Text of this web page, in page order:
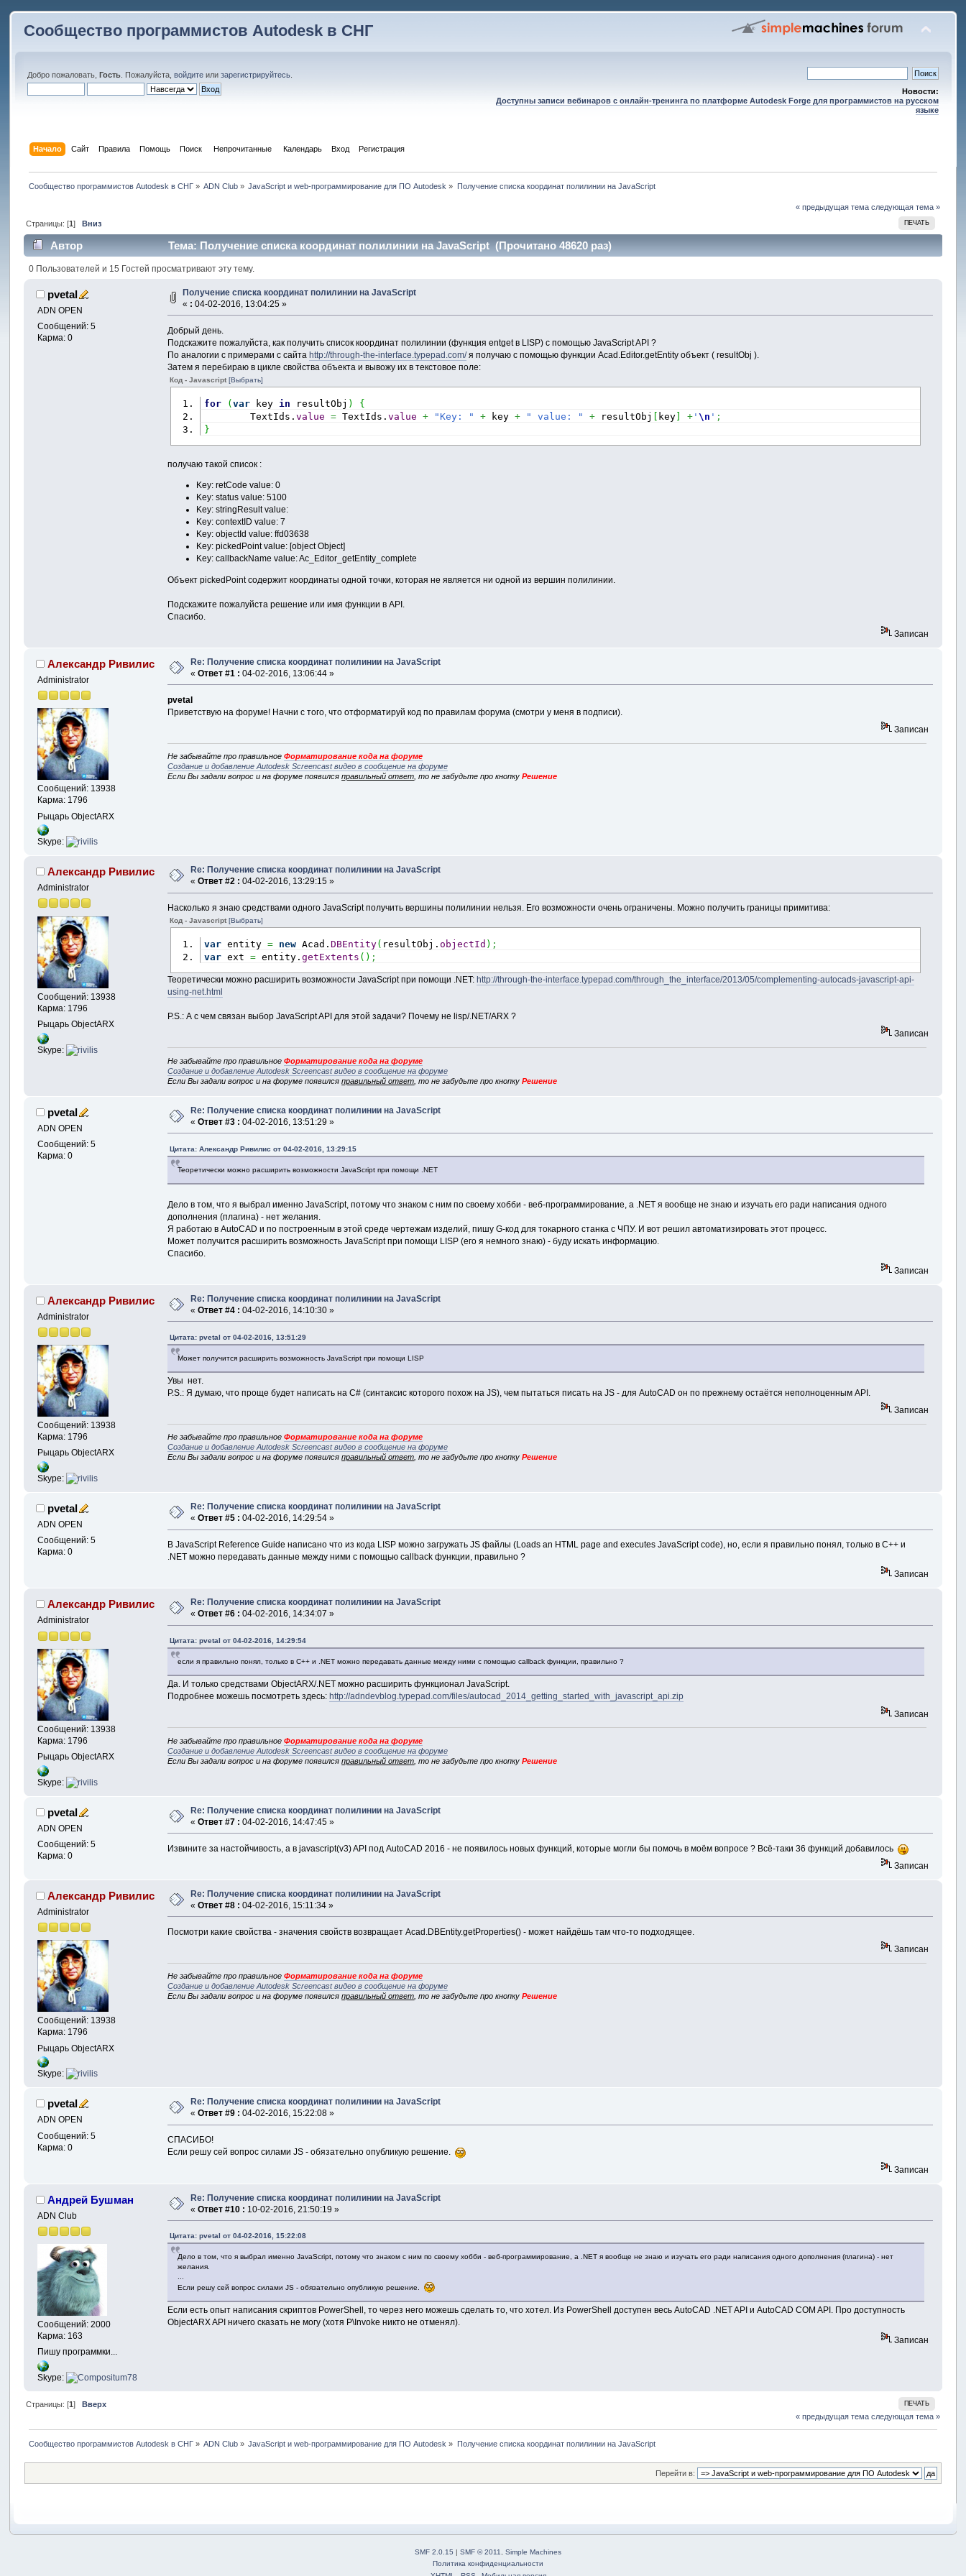
Сообщество программистов Autodesk в СНГ
Добро пожаловать,Гость . Пожалуйста,войдите илизарегистрируйтесь
Новости:
Доступны записи вебинаров с онлайн-тренинга по платформе Autodesk Forge для программистов на русском
языке
Начало Сайт Правила Помощь Поиск Непрочитанные Календарь Вход Регистрация
Сообщество программистов Autodesk в СНГ» ADN Club » JavaScript и web-программирование для ПО Autodesk » Получение списка координат полилинии на JavaScript
« предыдущая тема следующая тема »
ПЕЧАТЬ
Страницы: [1] Вниз
Автор Тема: Получение списка координат полилинии на JavaScript (Прочитано 48620 раз)
0 Пользователей и 15 Гостей просматривают эту тему.
pvetal
ADN OPEN
Сообщений: 5
Карма: 0
Получение списка координат полилинии на JavaScript
« : 04-02-2016, 13:04:25 »
Добрый день.
Подскажите пожалуйста, как получить список координат полилинии (функция entget в LISP) c помощью JavaScript API ?
По аналогии с примерами с сайтаhttp://through-the-interface.typepad.com/я получаю с помощью функции Acad.Editor.getEntity объект ( resultObj ).
Затем я перебираю в цикле свойства объекта и вывожу их в текстовое поле:
Код - Javascript[Выбрать]
for (var key in resultObj )
{
TextIds.value = TextIds.value + "Key: " + key + " value: " + resultObj [ key] + '\n ' ;
}
получаю такой список :
Key: retCode value: 0
Key: status value: 5100
Key: stringResult value:
Key: contextID value: 7
Key: objectId value: ffd03638
Key: pickedPoint value: [object Object]
Key: callbackName value: Ac_Editor_getEntity_complete
Объект pickedPoint содержит координаты одной точки, которая не является ни одной из вершин полилинии.
Подскажите пожалуйста решение или имя функции в API.
Спасибо.
Записан
Александр Ривилис
Administrator
Сообщений: 13938
Карма: 1796
Рыцарь ObjectARX
Skype:
Re: Получение списка координат полилинии на JavaScript
«Ответ #1 : 04-02-2016, 13:06:44 »
pvetal
Приветствую на форуме! Начни с того, что отформатируй код по правилам форума (смотри у меня в подписи).
Записан
Не забывайте про правильноеФорматирование кода на форуме
Создание и добавление Autodesk Screencast видео в сообщение на форуме
Если Вы задали вопрос и на форуме появилсяправильный ответ , то не забудьте про кнопкуРешение
Александр Ривилис
Administrator
Сообщений: 13938
Карма: 1796
Рыцарь ObjectARX
Skype:
Re: Получение списка координат полилинии на JavaScript
«Ответ #2 : 04-02-2016, 13:29:15 »
Насколько я знаю средствами одного JavaScript получить вершины полилинии нельзя. Его возможности очень ограничены. Можно получить границы примитива:
Код - Javascript[Выбрать]
var entity = new Acad.DBEntity( resultObj.objectId ) ;
var ext = entity.getExtents ( ) ;
Теоретически можно расширить возможности JavaScript при помощи .NET: http://through-the-interface.typepad.com/through_the_interface/2013/05/complementing-autocads-javascript-api-
using-net.html
P.S.: А с чем связан выбор JavaScript API для этой задачи? Почему не lisp/.NET/ARX ?
Записан
Не забывайте про правильноеФорматирование кода на форуме
Создание и добавление Autodesk Screencast видео в сообщение на форуме
Если Вы задали вопрос и на форуме появилсяправильный ответ , то не забудьте про кнопкуРешение
pvetal
ADN OPEN
Сообщений: 5
Карма: 0
Re: Получение списка координат полилинии на JavaScript
«Ответ #3 : 04-02-2016, 13:51:29 »
Цитата: Александр Ривилис от 04-02-2016, 13:29:15
Теоретически можно расширить возможности JavaScript при помощи .NET
Дело в том, что я выбрал именно JavaScript, потому что знаком с ним по своему хобби - веб-программирование, а .NET я вообще не знаю и изучать его ради написания одного
дополнения (плагина) - нет желания.
Я работаю в AutoCAD и по построенным в этой среде чертежам изделий, пишу G-код для токарного станка с ЧПУ. И вот решил автоматизировать этот процесс.
Может получится расширить возможность JavaScript при помощи LISP (его я немного знаю) - буду искать информацию.
Спасибо.
Записан
Александр Ривилис
Administrator
Сообщений: 13938
Карма: 1796
Рыцарь ObjectARX
Skype:
Re: Получение списка координат полилинии на JavaScript
«Ответ #4 : 04-02-2016, 14:10:30 »
Цитата: pvetal от 04-02-2016, 13:51:29
Может получится расширить возможность JavaScript при помощи LISP
Увы нет.
P.S.: Я думаю, что проще будет написать на C# (синтаксис которого похож на JS), чем пытаться писать на JS - для AutoCAD он по прежнему остаётся неполноценным API.
Записан
Не забывайте про правильноеФорматирование кода на форуме
Создание и добавление Autodesk Screencast видео в сообщение на форуме
Если Вы задали вопрос и на форуме появилсяправильный ответ , то не забудьте про кнопкуРешение
pvetal
ADN OPEN
Сообщений: 5
Карма: 0
Re: Получение списка координат полилинии на JavaScript
«Ответ #5 : 04-02-2016, 14:29:54 »
В JavaScript Reference Guide написано что из кода LISP можно загружать JS файлы (Loads an HTML page and executes JavaScript code), но, если я правильно понял, только в С++ и
.NET можно передавать данные между ними с помощью callback функции, правильно ?
Записан
Александр Ривилис
Administrator
Сообщений: 13938
Карма: 1796
Рыцарь ObjectARX
Skype:
Re: Получение списка координат полилинии на JavaScript
«Ответ #6 : 04-02-2016, 14:34:07 »
Цитата: pvetal от 04-02-2016, 14:29:54
если я правильно понял, только в С++ и .NET можно передавать данные между ними с помощью callback функции, правильно ?
Да. И только средствами ObjectARX/.NET можно расширить функционал JavaScript.
Подробнее можешь посмотреть здесь: http://adndevblog.typepad.com/files/autocad_2014_getting_started_with_javascript_api.zip
Записан
Не забывайте про правильноеФорматирование кода на форуме
Создание и добавление Autodesk Screencast видео в сообщение на форуме
Если Вы задали вопрос и на форуме появилсяправильный ответ , то не забудьте про кнопкуРешение
pvetal
ADN OPEN
Сообщений: 5
Карма: 0
Re: Получение списка координат полилинии на JavaScript
«Ответ #7 : 04-02-2016, 14:47:45 »
Извините за настойчивость, а в javascript(v3) API под AutoCAD 2016 - не появилось новых функций, которые могли бы помочь в моём вопросе ? Всё-таки 36 функций добавилось
Записан
Александр Ривилис
Administrator
Сообщений: 13938
Карма: 1796
Рыцарь ObjectARX
Skype:
Re: Получение списка координат полилинии на JavaScript
«Ответ #8 : 04-02-2016, 15:11:34 »
Посмотри какие свойства - значения свойств возвращает Acad.DBEntity.getProperties() - может найдёшь там что-то подходящее.
Записан
Не забывайте про правильноеФорматирование кода на форуме
Создание и добавление Autodesk Screencast видео в сообщение на форуме
Если Вы задали вопрос и на форуме появилсяправильный ответ , то не забудьте про кнопкуРешение
pvetal
ADN OPEN
Сообщений: 5
Карма: 0
Re: Получение списка координат полилинии на JavaScript
«Ответ #9 : 04-02-2016, 15:22:08 »
СПАСИБО!
Если решу сей вопрос силами JS - обязательно опубликую решение.
Записан
Андрей Бушман
ADN Club
Сообщений: 2000
Карма: 163
Пишу программки...
Skype:
Re: Получение списка координат полилинии на JavaScript
«Ответ #10 : 10-02-2016, 21:50:19 »
Цитата: pvetal от 04-02-2016, 15:22:08
Дело в том, что я выбрал именно JavaScript, потому что знаком с ним по своему хобби - веб-программирование, а .NET я вообще не знаю и изучать его ради написания одного дополнения (плагина) - нет
желания.
...
Если решу сей вопрос силами JS - обязательно опубликую решение.
Если есть опыт написания скриптов PowerShell, то через него можешь сделать то, что хотел. Из PowerShell доступен весь AutoCAD .NET API и AutoCAD COM API. Про доступность
ObjectARX API ничего сказать не могу (хотя P\Invoke никто не отменял).
Записан
ПЕЧАТЬ
Страницы: [1] Вверх
« предыдущая тема следующая тема »
Сообщество программистов Autodesk в СНГ» ADN Club » JavaScript и web-программирование для ПО Autodesk » Получение списка координат полилинии на JavaScript
Перейти в:
SMF 2.0.15 |SMF © 2011 ,Simple Machines
Политика конфиденциальности